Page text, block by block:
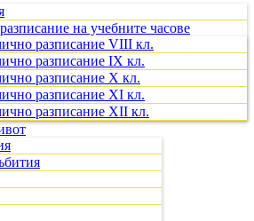
на учебните часове
разписание VIII кл.
разписание IX кл.
разписание X кл.
разписание XI кл.
разписание XII кл.